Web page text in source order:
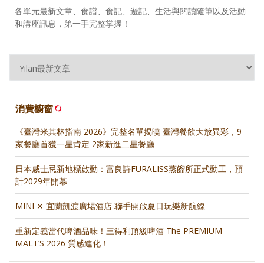
各單元最新文章、食譜、食記、遊記、生活與閱讀隨筆以及活動
和講座訊息，第一手完整掌握！
消費櫥窗
《臺灣米其林指南 2026》完整名單揭曉 臺灣餐飲大放異彩，9
家餐廳首獲一星肯定 2家新進二星餐廳
日本威士忌新地標啟動：富良詩FURALISS蒸餾所正式動工，預
計2029年開幕
MINI ✕ 宜蘭凱渡廣場酒店 聯手開啟夏日玩樂新航線
重新定義當代啤酒品味！三得利頂級啤酒 The PREMIUM
MALT’S 2026 質感進化！